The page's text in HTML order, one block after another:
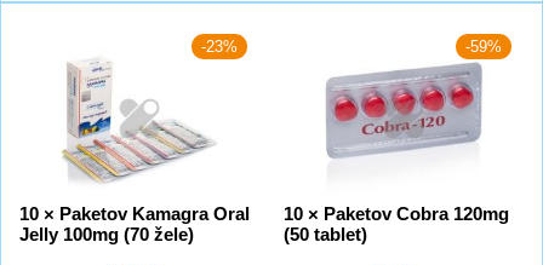
-23%
10 × Paketov Kamagra Oral
Jelly 100mg (70 žele)
-59%
10 × Paketov Cobra 120mg
(50 tablet)